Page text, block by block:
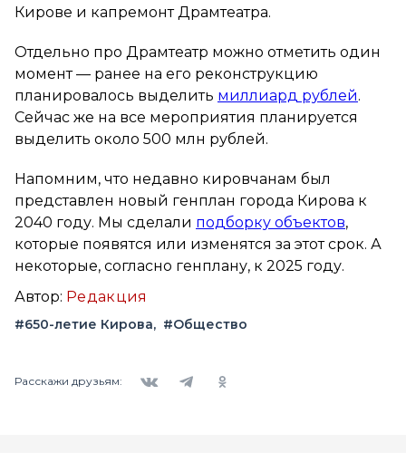
Кирове и капремонт Драмтеатра.
Отдельно про Драмтеатр можно отметить один
момент — ранее на его реконструкцию
планировалось выделить миллиард рублей.
Сейчас же на все мероприятия планируется
выделить около 500 млн рублей.
Напомним, что недавно кировчанам был
представлен новый генплан города Кирова к
2040 году. Мы сделали подборку объектов,
которые появятся или изменятся за этот срок. А
некоторые, согласно генплану, к 2025 году.
Автор: Редакция
#650-летие Кирова #Общество
Расскажи друзьям: